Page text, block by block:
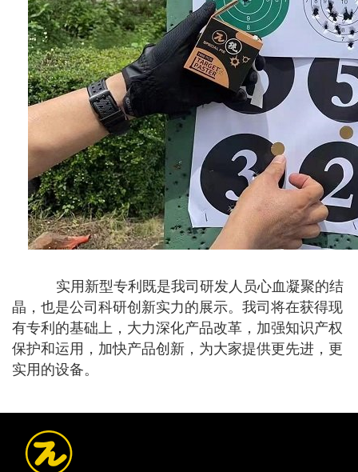
实用新型专利既是我司研发人员心血凝聚的结
晶，也是公司科研创新实力的展示。我司将在获得现
有专利的基础上，大力深化产品改革，加强知识产权
保护和运用，加快产品创新，为大家提供更先进，更
实用的设备。